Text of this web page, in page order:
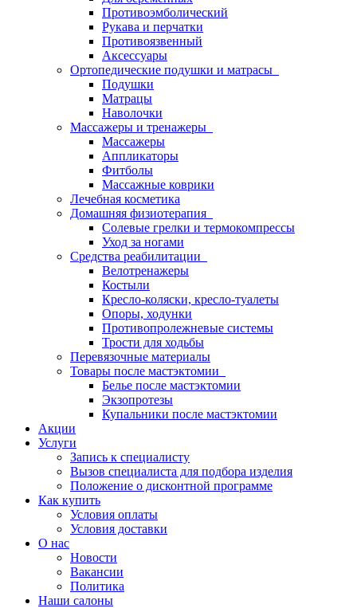
Противоэмболический
Рукава и перчатки
Противоязвенный
Аксессуары
Ортопедические подушки и матрасы
Подушки
Матрацы
Наволочки
Массажеры и тренажеры
Массажеры
Аппликаторы
Фитболы
Массажные коврики
Лечебная косметика
Домашняя физиотерапия
Солевые грелки и термокомпрессы
Уход за ногами
Средства реабилитации
Велотренажеры
Костыли
Кресло-коляски, кресло-туалеты
Опоры, ходунки
Противопролежневые системы
Трости для ходьбы
Перевязочные материалы
Товары после мастэктомии
Белье после мастэктомии
Экзопротезы
Купальники после мастэктомии
Акции
Услуги
Запись к специалисту
Вызов специалиста для подбора изделия
Положение о дисконтной программе
Как купить
Условия оплаты
Условия доставки
О нас
Новости
Вакансии
Политика
Наши салоны